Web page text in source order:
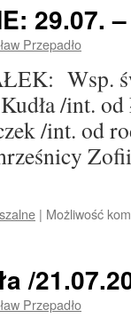
29.07.
Przepadło
Wsp.
/int. od
/int. od
| Możliwość
/
Przepadło